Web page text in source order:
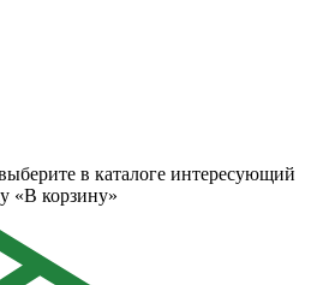
в каталоге интересующий
«В корзину»